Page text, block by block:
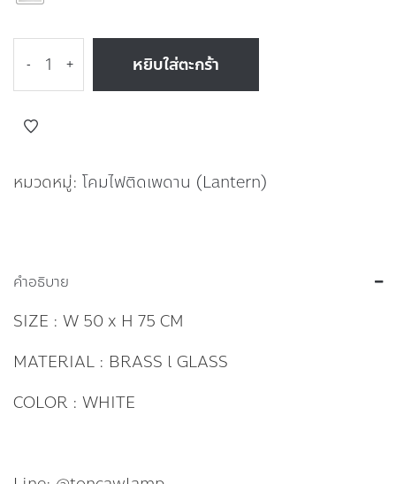
- + หยิบใส่ตะกร้า
หมวดหมู่: โคมไฟติดเพดาน (Lantern)
คำอธิบาย
SIZE : W 50 x H 75 CM
MATERIAL : BRASS l GLASS
COLOR : WHITE